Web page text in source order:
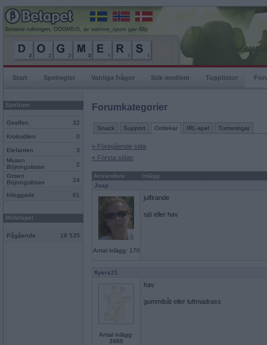
Senaste rullningen, DOGMErS, av samme_spurs gav 68p
Start Spelregler Vanliga frågor Sök medlem Topplistor
Spelrum
Giraffen 32
Krokodilen 0
Elefanten
3
Musen
Böjningslistan
2
Grisen
Böjningslistan
24
Inloggade 61
Mobilspel
Pågående 18 535
Forumkategorier
Snack Support Ordlekar IRL-spel Turneringar
« Föregående sida
« Första sidan
Användare
Inlägg
Jaap
Antal inlägg: 170
julfirande
sjö eller hav
flyers21
Antal inlägg:
3986
hav
gummibåt eller luftmadrass